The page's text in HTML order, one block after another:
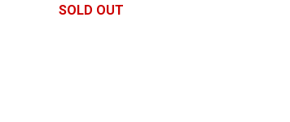
SOLD OUT